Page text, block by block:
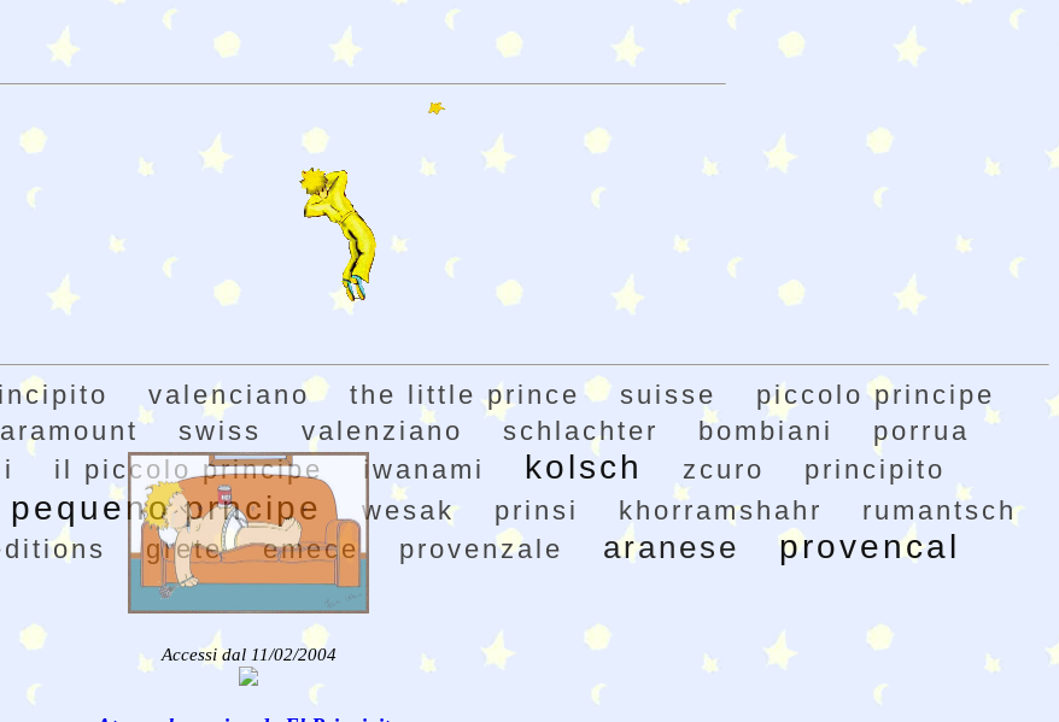
valenciano the little prince suisse
piccolo principe
swiss valenziano schlachter bombiani
porrua
il piccolo principe iwanami kolsch zcuro
principito
pequeno prncipe wesak prinsi khorramshahr rumantsch
grete emece provenzale aranese provencal
Accessi dal 11/02/2004